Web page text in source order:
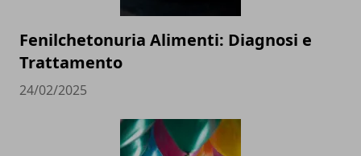
Fenilchetonuria Alimenti: Diagnosi e
Trattamento
24/02/2025